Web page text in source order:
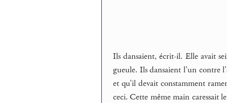
Ils dansaient, écrit-il. Elle avait
gueule. Ils dansaient l’un contre
et qu’il devait constamment
ceci. Cette même main caressait